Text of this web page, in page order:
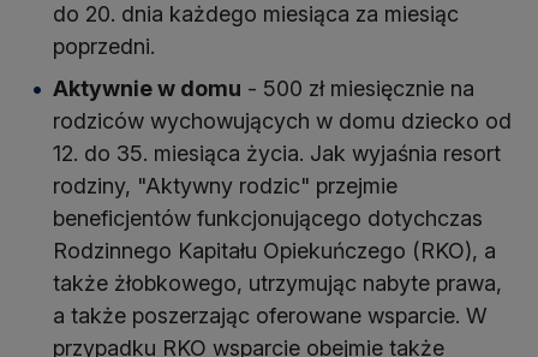
do 20. dnia każdego miesiąca za miesiąc
poprzedni.
Aktywnie w domu - 500 zł miesięcznie na
rodziców wychowujących w domu dziecko od
12. do 35. miesiąca życia. Jak wyjaśnia resort
rodziny, "Aktywny rodzic" przejmie
beneficjentów funkcjonującego dotychczas
Rodzinnego Kapitału Opiekuńczego (RKO), a
także żłobkowego, utrzymując nabyte prawa,
a także poszerzając oferowane wsparcie. W
przypadku RKO wsparcie obejmie także